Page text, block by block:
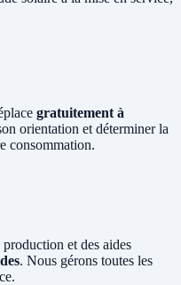
gratuitement à
orientation et déterminer la
consommation.
et des aides
. Nous gérons toutes les